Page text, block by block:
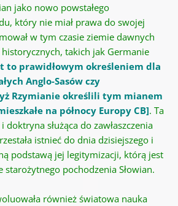
jako nowo powstałego
który nie miał prawa do swojej
w tym czasie ziemie dawnych
takich jak Germanie
to prawidłowym określeniem dla
Anglo-Sasów czy
Rzymianie określili tym mianem
na północy Europy CB]. Ta
doktryna służąca do zawłaszczenia
istnieć do dnia dzisiejszego i
podstawą jej legitymizacji, którą jest
starożytnego pochodzenia Słowian.
również światowa nauka